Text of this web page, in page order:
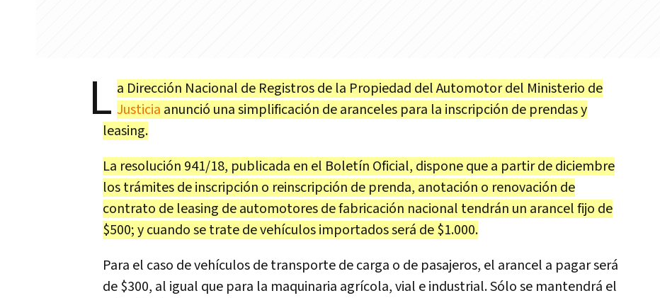
L a Dirección Nacional de Registros de la Propiedad del Automotor del Ministerio de
Justicia anunció una simplificación de aranceles para la inscripción de prendas y
leasing.
La resolución 941/18, publicada en el Boletín Oficial, dispone que a partir de diciembre
los trámites de inscripción o reinscripción de prenda, anotación o renovación de
contrato de leasing de automotores de fabricación nacional tendrán un arancel fijo de
$500; y cuando se trate de vehículos importados será de $1.000.
Para el caso de vehículos de transporte de carga o de pasajeros, el arancel a pagar será
de $300, al igual que para la maquinaria agrícola, vial e industrial. Sólo se mantendrá el